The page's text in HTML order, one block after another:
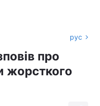
рус
про
жорсткого